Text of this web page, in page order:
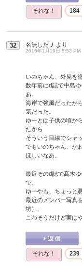
それな！ 184
32 名無しだＪ より
2016年1月19日 5:53 PM
いのちゃん、外見を
数年前にd誌で中島
あ。
海岸で強風だったか
気だった。
ゆーとは子供の頃か
たから
そういう目線でシャ
でもいのちゃん、か
ほしいなあ。
最近そのd誌で髙木
で、
ゆーやも、ちょっと
最近のメンバー写真
坊）。
こわそうだけど実は
それな！ 239